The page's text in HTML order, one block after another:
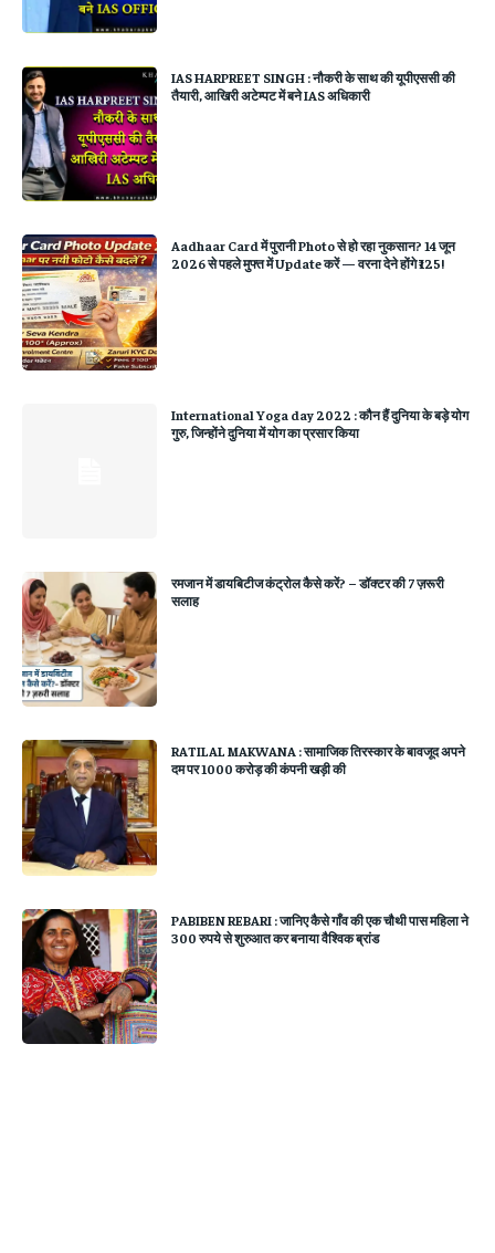
IAS HARPREET SINGH : नौकरी के साथ की यूपीएससी की
तैयारी, आखिरी अटेम्पट में बने IAS अधिकारी
Aadhaar Card में पुरानी Photo से हो रहा नुकसान? 14 जून
2026 से पहले मुफ्त में Update करें — वरना देने होंगे ₹125!
International Yoga day 2022 : कौन हैं दुनिया के बड़े योग
गुरु, जिन्होंने दुनिया में योग का प्रसार किया
रमजान में डायबिटीज कंट्रोल कैसे करें? – डॉक्टर की 7 ज़रूरी
सलाह
RATILAL MAKWANA : सामाजिक तिरस्कार के बावजूद अपने
दम पर 1000 करोड़ की कंपनी खड़ी की
PABIBEN REBARI : जानिए कैसे गाँव की एक चौथी पास महिला ने
300 रुपये से शुरुआत कर बनाया वैश्विक ब्रांड